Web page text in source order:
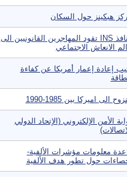
هبكينز حول السكان
منافذ INS تقود المهاجرين القانونيين الى
الانعاش الاجتماعي
إعادة إعمار أمريكا عن كفاءة
الى اميركا بين 1985-1990
الأمن الإلكتروني (الإتحاد الدولي
معلومات مؤشرات الألفية-
حول تطور هدف الألفية